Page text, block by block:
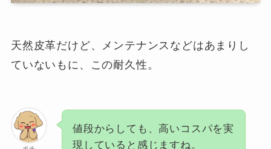
天然皮革だけど、メンテナンスなどはあまりし
ていないもに、この耐久性。
値段からしても、高いコスパを実
現していると感じますね。